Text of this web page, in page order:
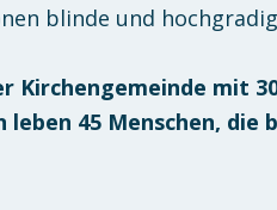
blinde und
Kirchengemeinde mit
45 Menschen, die